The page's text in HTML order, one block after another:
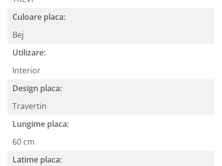
Culoare placa:
Bej
Utilizare:
Interior
Design placa:
Travertin
Lungime placa:
60 cm
Latime placa: